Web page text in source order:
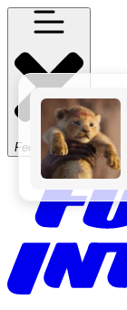
Fechar Menu